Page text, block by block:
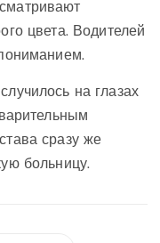
цвета. Водителей
на глазах
сразу же
больницу.